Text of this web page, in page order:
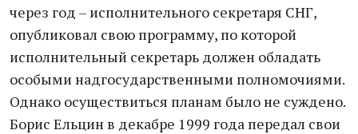
через год – исполнительного секретаря СНГ,
опубликовал свою программу, по которой
исполнительный секретарь должен обладать
особыми надгосударственными полномочиями.
Однако осуществиться планам было не суждено.
Борис Ельцин в декабре 1999 года передал свои